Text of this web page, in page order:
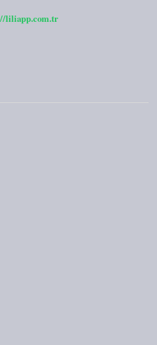
liliapp.com.tr